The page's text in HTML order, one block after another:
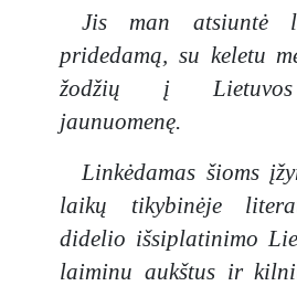
„istoriškai
moksliškas
“ veikalas ;
autorius
atvirai
prisipažįsta
, kad
rėmėsi
beveik
išimtinai
Jis man atsiuntė
pridedamą, su keletu
žodžių į Lietuvos
jaunuomenę.
Linkėdamas šioms
laikų tikybinėje
didelio išsiplatinimo
laiminu aukštus ir